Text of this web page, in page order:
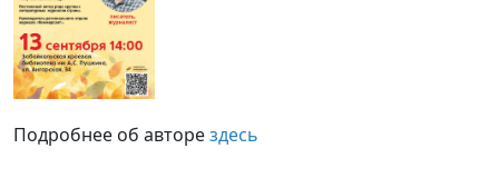
Подробнее об авторездесь